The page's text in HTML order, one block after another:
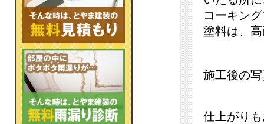
コーキン
塗料は、
施工後の
仕上がり